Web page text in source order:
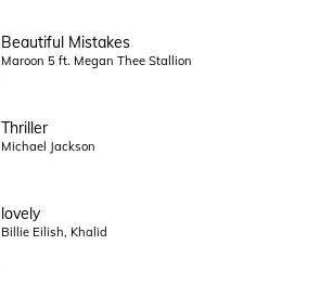
Beautiful Mistakes
Maroon 5 ft. Megan Thee Stallion
Thriller
Michael Jackson
lovely
Billie Eilish, Khalid